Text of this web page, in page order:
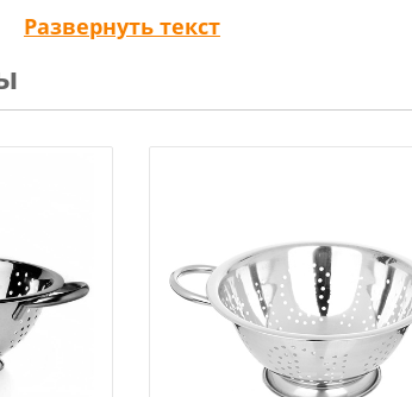
функционален, он станет важной частью
Развернуть текст